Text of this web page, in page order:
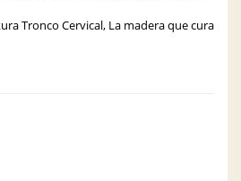
Tronco Cervical, La madera que cura